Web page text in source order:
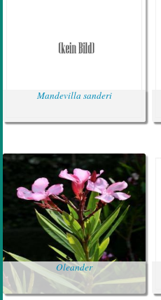
Mandevilla sanderi
Oleander